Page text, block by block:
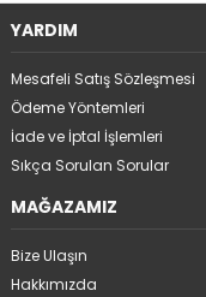
YARDIM
Mesafeli Satış Sözleşmesi
Ödeme Yöntemleri
İade ve İptal İşlemleri
Sıkça Sorulan Sorular
MAĞAZAMIZ
Bize Ulaşın
Hakkımızda